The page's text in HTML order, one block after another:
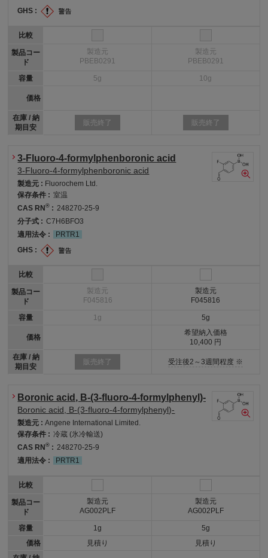
GHS :
比較
製品コー
ド
容量
価格
在庫 / 納
期目安
製造元
PBEB0291
5g
販売終了
製造元
PBEB0291
10g
販売終了
3-Fluoro-4-formylphenboronic acid
3-Fluoro-4-formylphenboronic acid
製造元 : Fluorochem Ltd.
保存条件 : 室温
CAS RN® : 248270-25-9
分子式 : C7H6BFO3
適用法令 :
PRTR1
GHS :
比較
製品コー
ド
容量
価格
在庫 / 納
期目安
製造元
F045816
1g
販売終了
製造元
F045816
5g
希望納入価格
10,400 円
受注後2～3週間程度 ※
Boronic acid, B-(3-fluoro-4-formylphenyl)-
Boronic acid, B-(3-fluoro-4-formylphenyl)-
製造元 :Angene International Limited.
保存条件 : 冷蔵 (氷冷輸送)
CAS RN® : 248270-25-9
適用法令 :
PRTR1
比較
製品コー
ド
容量
価格
製造元
AG002PLF
1g
見積り
製造元
AG002PLF
5g
見積り